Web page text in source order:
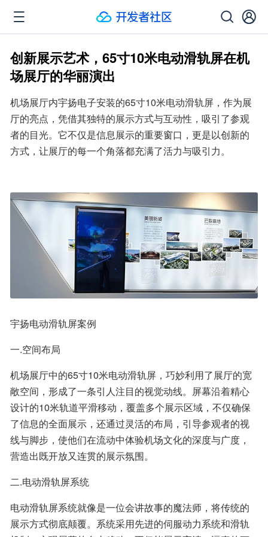
创新展示艺术，65寸10米电动滑轨屏在机
场展厅的华丽演出
机场展厅内宇扬电子安装的65寸10米电动滑轨屏，作为展
厅的亮点，凭借其独特的展示方式与互动性，吸引了参观
者的目光。它不仅是信息展示的重要窗口，更是以创新的
方式，让展厅的每一个角落都充满了活力与吸引力。
宇扬电动滑轨屏案例
一.空间布局
机场展厅中的65寸10米电动滑轨屏，巧妙利用了展厅的宽
敞空间，形成了一条引人注目的视觉动线。屏幕沿着精心
设计的10米轨道平滑移动，覆盖多个展示区域，不仅确保
了信息的全面展示，还通过灵活的布局，引导参观者的视
线与脚步，使他们在流动中体验机场文化的深度与广度，
营造出既开放又连贯的展示氛围。
二.电动滑轨屏系统
电动滑轨屏系统就像是一位会讲故事的魔法师，将传统的
展示方式彻底颠覆。系统采用先进的伺服动力系统和滑轨